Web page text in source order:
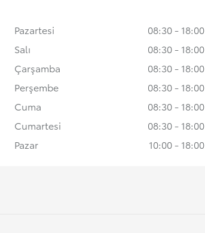
Pazartesi
08:30 - 18:00
Salı
08:30 - 18:00
Çarşamba
08:30 - 18:00
Perşembe
08:30 - 18:00
Cuma
08:30 - 18:00
Cumartesi
08:30 - 18:00
Pazar
10:00 - 18:00